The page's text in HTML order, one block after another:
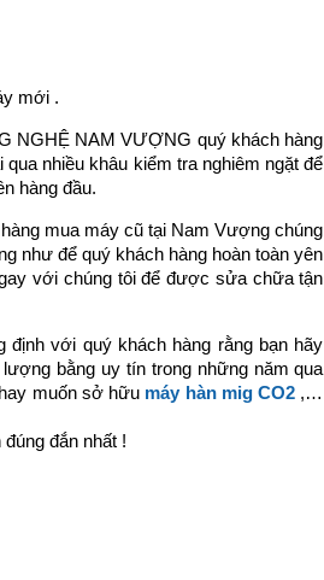
mới .
NGHỆ NAM VƯỢNG quý khách hàng
nhiều khâu kiểm tra nghiêm ngặt để
hàng đầu.
mua máy cũ tại Nam Vượng chúng
như để quý khách hàng hoàn toàn yên
với chúng tôi để được sửa chữa tận
với quý khách hàng rằng bạn hãy
bằng uy tín trong những năm qua
muốn sở hữu máy hàn mig CO2 ,…
đắn nhất !